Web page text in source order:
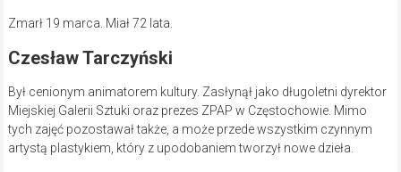
Zmarł 19 marca. Miał 72 lata.
Czesław Tarczyński
Był cenionym animatorem kultury. Zasłynął jako długoletni dyrektor
Miejskiej Galerii Sztuki oraz prezes ZPAP w Częstochowie. Mimo
tych zajęć pozostawał także, a może przede wszystkim czynnym
artystą plastykiem, który z upodobaniem tworzył nowe dzieła.